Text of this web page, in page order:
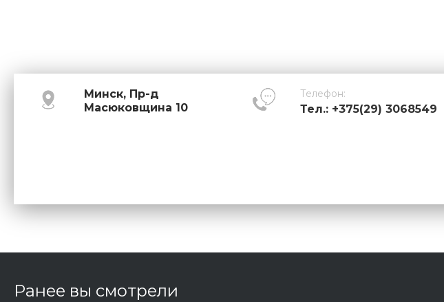
Минск, Пр-д
Масюковщина 10
Телефон:
Тел.: +375(29) 3068549
Ранее вы смотрели